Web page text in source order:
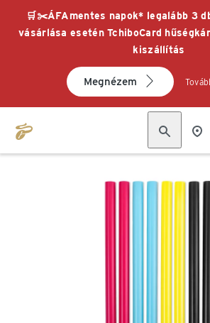
🛒✂️ÁFAmentes napok* legalább 3
vásárlása esetén TchiboCard
kiszállítás
Megnézem